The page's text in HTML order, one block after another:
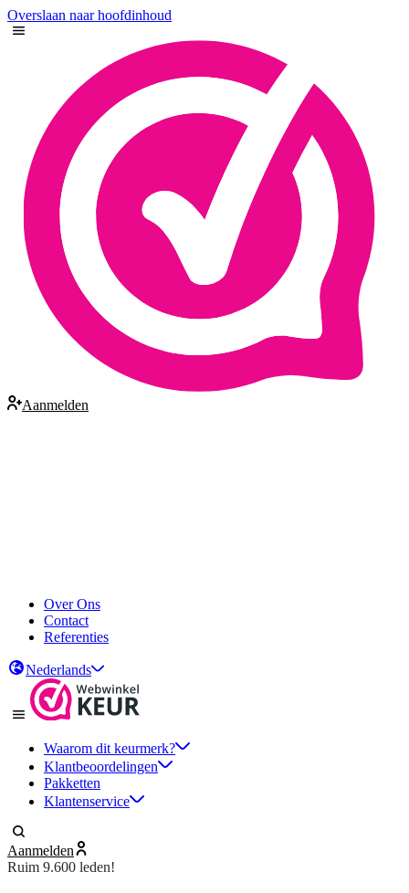
Overslaan naar hoofdinhoud
Aanmelden
Over Ons
Contact
Referenties
Nederlands
Waarom dit keurmerk?
Klantbeoordelingen
Pakketten
Klantenservice
Aanmelden
Ruim 9.600 leden!